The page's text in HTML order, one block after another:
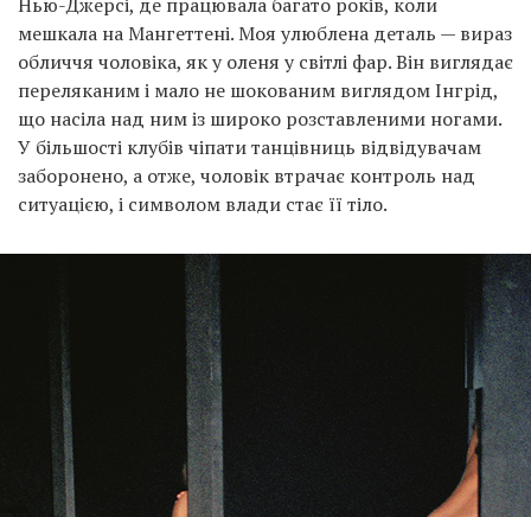
мешкала на Мангеттені. Моя улюблена деталь — вираз
обличчя чоловіка, як у оленя у світлі фар. Він виглядає
переляканим і мало не шокованим виглядом Інгрід,
що насіла над ним із широко розставленими ногами.
У більшості клубів чіпати танцівниць відвідувачам
заборонено, а отже, чоловік втрачає контроль над
ситуацією, і символом влади стає її тіло.